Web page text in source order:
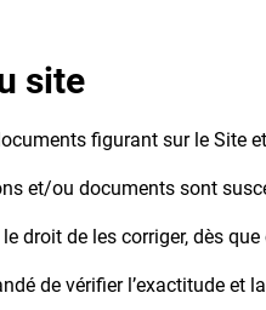
site
figurant sur le Site
et/ou documents sont
droit de les corriger, dès
de vérifier l’exactitude